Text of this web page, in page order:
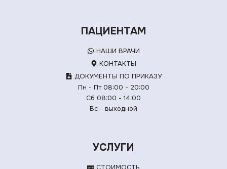
ПАЦИЕНТАМ
НАШИ ВРАЧИ
КОНТАКТЫ
ДОКУМЕНТЫ ПО ПРИКАЗУ
Пн - Пт 08:00 - 20:00
Сб 08:00 - 14:00
Вс - выходной
УСЛУГИ